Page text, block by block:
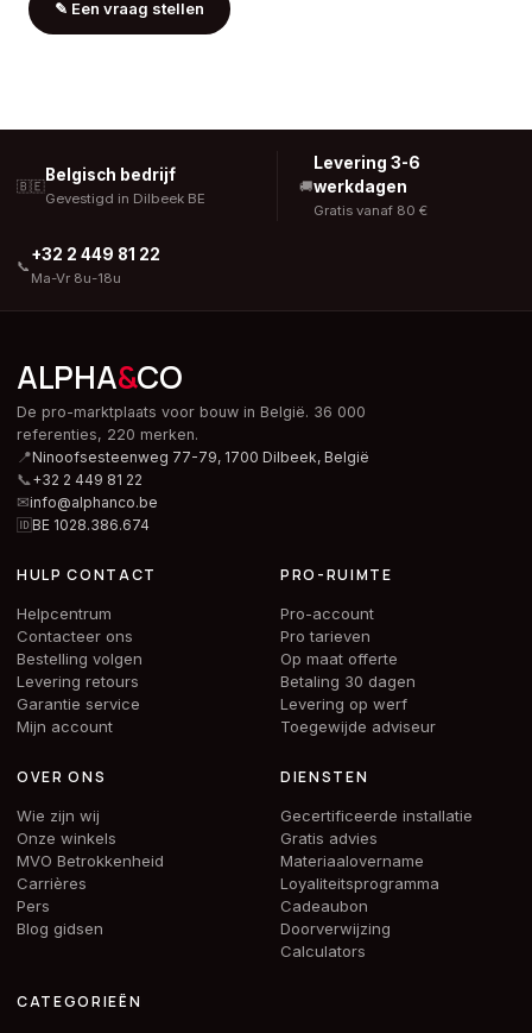
✎ Een vraag stellen
🇧🇪
Belgisch bedrijf
Gevestigd in Dilbeek BE
🚚
Levering 3-6
werkdagen
Gratis vanaf 80 €
📞
+32 2 449 81 22
Ma-Vr 8u-18u
ALPHA&CO
De pro-marktplaats voor bouw in België. 36 000
referenties, 220 merken.
📍Ninoofsesteenweg 77-79, 1700 Dilbeek, België
📞+32 2 449 81 22
✉info@alphanco.be
🆔BE 1028.386.674
HULP CONTACT
Helpcentrum
Contacteer ons
Bestelling volgen
Levering retours
Garantie service
Mijn account
PRO-RUIMTE
Pro-account
Pro tarieven
Op maat offerte
Betaling 30 dagen
Levering op werf
Toegewijde adviseur
OVER ONS
Wie zijn wij
Onze winkels
MVO Betrokkenheid
Carrières
Pers
Blog gidsen
DIENSTEN
Gecertificeerde installatie
Gratis advies
Materiaalovername
Loyaliteitsprogramma
Cadeaubon
Doorverwijzing
Calculators
CATEGORIEËN